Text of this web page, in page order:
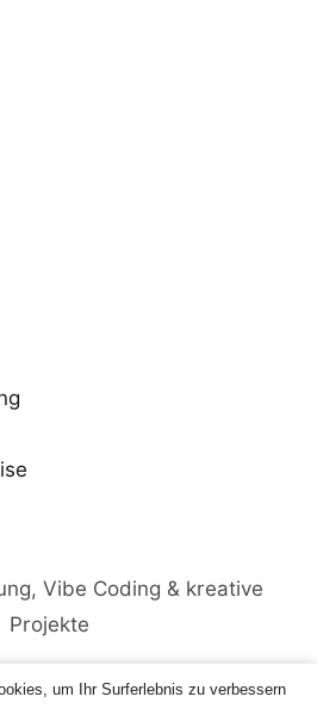
Vibe Coding & kreative
Projekte
um Ihr Surferlebnis zu verbessern